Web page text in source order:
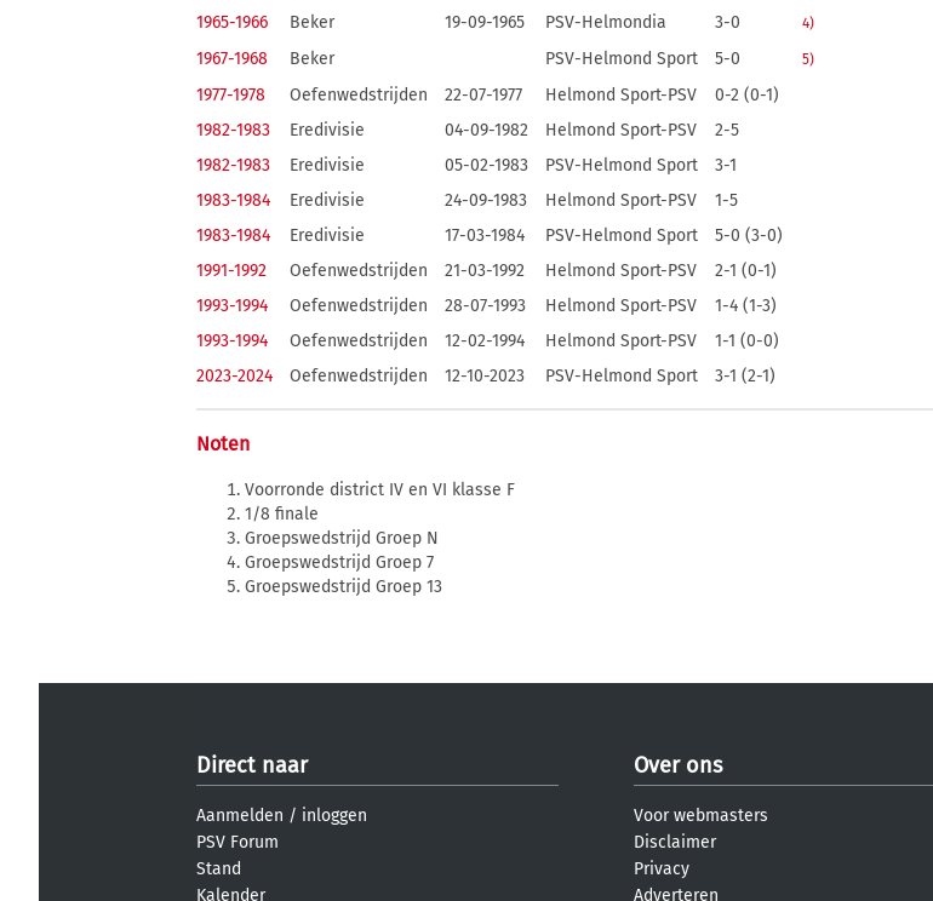
1965-1966 Beker 19-09-1965 PSV-Helmondia 3-0 4)
1967-1968 Beker PSV-Helmond Sport 5-0 5)
1977-1978 Oefenwedstrijden 22-07-1977 Helmond Sport-PSV
0-2 (0-1)
1982-1983
Eredivisie 04-09-1982 Helmond Sport-PSV
2-5
1982-1983
Eredivisie 05-02-1983 PSV-Helmond Sport
3-1
1983-1984
Eredivisie 24-09-1983 Helmond Sport-PSV
1-5
1983-1984
Eredivisie 17-03-1984 PSV-Helmond Sport
5-0 (3-0)
1991-1992
Oefenwedstrijden 21-03-1992 Helmond Sport-PSV
2-1 (0-1)
1993-1994
Oefenwedstrijden 28-07-1993 Helmond Sport-PSV
1-4 (1-3)
1993-1994
Oefenwedstrijden 12-02-1994 Helmond Sport-PSV
1-1 (0-0)
2023-2024
Oefenwedstrijden 12-10-2023 PSV-Helmond Sport 3-1 (2-1)
Noten
Voorronde district IV en VI klasse F
1/8 finale
Groepswedstrijd Groep N
Groepswedstrijd Groep 7
Groepswedstrijd Groep 13
Direct naar
Aanmelden / inloggen
PSV Forum
Stand
Kalender
Over ons
Voor webmasters
Disclaimer
Privacy
Adverteren